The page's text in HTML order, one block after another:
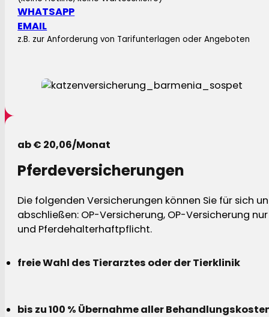
WHATSAPP
EMAIL
z.B. zur Anforderung von Tarifunterlagen oder Angeboten
ab € 20,06/Monat
Pferdeversicherungen
Die folgenden Versicherungen können Sie für sich
abschließen: OP-Versicherung, OP-Versicherung
und Pferdehalterhaftpflicht.
freie Wahl des Tierarztes oder der Tierklinik
bis zu 100 % Übernahme aller